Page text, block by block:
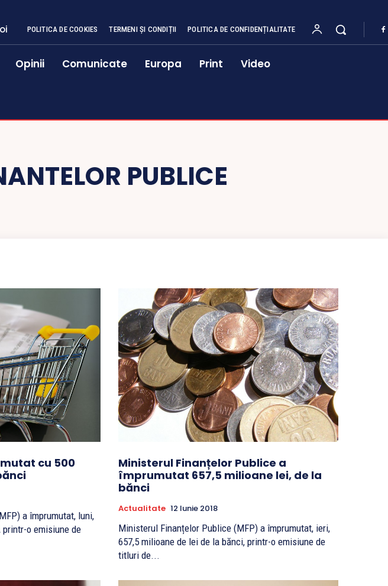
POLITICA DE COOKIES TERMENI ȘI CONDIȚII POLITICA DE CONFIDENȚIALITATE
Opinii Comunicate Europa Print Video
PUBLICE
cu 500
a împrumutat, luni,
o emisiune de
Ministerul Finanțelor Publice a
împrumutat 657,5 milioane lei, de la
bănci
Actualitate 12 Iunie 2018
Ministerul Finanțelor Publice (MFP) a împrumutat, ieri,
657,5 milioane de lei de la bănci, printr-o emisiune de
titluri de...